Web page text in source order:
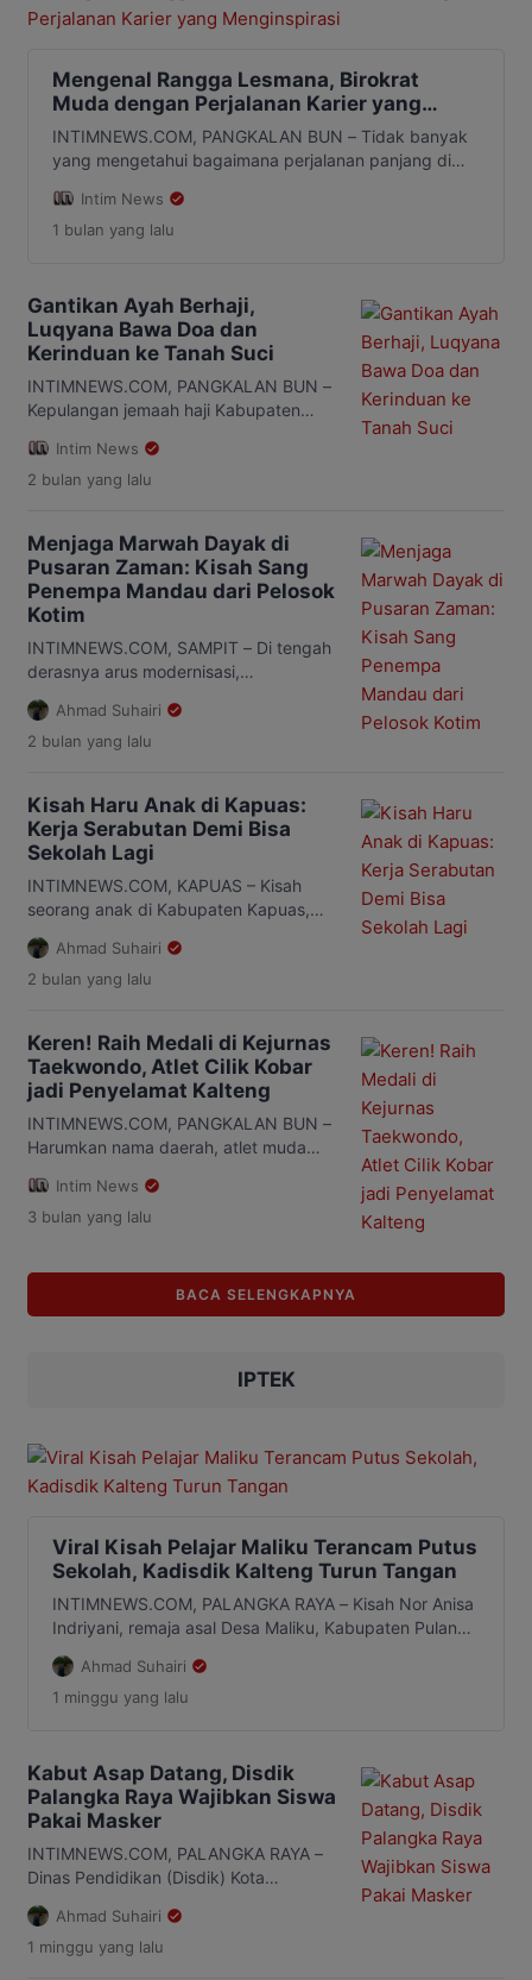
Mengenal Rangga Lesmana, Birokrat
Muda dengan Perjalanan Karier yang
Menginspirasi
INTIMNEWS.COM, PANGKALAN BUN – Tidak banyak
yang mengetahui bagaimana perjalanan panjang di
kini diembannya, terdapat kisah tentang kerja keras,
ketekunan, dan proses panjang yang dijalani sejak
22 Maret 1991. Sebagai putra daerah Kalimantan […]
Intim News
1 bulan yang lalu
Gantikan Ayah Berhaji,
Luqyana Bawa Doa dan
Kerinduan ke Tanah Suci
INTIMNEWS.COM, PANGKALAN BUN –
Kepulangan jemaah haji Kabupaten
Agung Riyadhus Shalihin Pangkalan
Bun, Kamis (11/6/2026), diwarnai kisah
menggantikan mendiang ayahnya. Dia
adalah Luqyana Rihadatul Aisy (20),
mahasiswi Universitas Muhammadiyah
Palangka Raya. Perempuan muda
tersebut mendapat kesempatan
berangkat ke Tanah Suci untuk […]
Intim News
2 bulan yang lalu
Menjaga Marwah Dayak di
Pusaran Zaman: Kisah Sang
Penempa Mandau dari Pelosok
Kotim
INTIMNEWS.COM, SAMPIT – Di tengah
derasnya arus modernisasi,
keberadaan pengrajin mandau
tradisional kini semakin sulit ditemukan.
Generasi muda yang mampu mewarisi
senjata tradisional khas Dayak,
melainkan simbol budaya, kehormatan,
dan identitas masyarakat Kalimantan
yang diwariskan turun-temurun. Di
Desa Bapinang Hulu, Kecamatan Pulau
Hanaut, Kabupaten Kotawaringin Timur,
[…]
Ahmad Suhairi
2 bulan yang lalu
Kisah Haru Anak di Kapuas:
Kerja Serabutan Demi Bisa
Sekolah Lagi
INTIMNEWS.COM, KAPUAS – Kisah
seorang anak di Kabupaten Kapuas,
Kalimantan Tengah (Kalteng), menyita
perhatian masyarakat usai video
perjuangannya untuk tetap bersekolah
@ceni_fernando24 pada Jumat, 29 Mei
2026, terlihat seorang anak tinggal
bersama keluarganya di rumah
sederhana di kawasan Jalan Kapuas
Seberang, Kelurahan Sei Pasah,
Ahmad Suhairi
2 bulan yang lalu
Keren! Raih Medali di Kejurnas
Taekwondo, Atlet Cilik Kobar
jadi Penyelamat Kalteng
INTIMNEWS.COM, PANGKALAN BUN –
Harumkan nama daerah, atlet muda
Putri, sukses mencatatkan prestasi di
ajang Kejuaraan Nasional (Kejurnas)
Sempaja, Samarinda, pada 23–26 April
2026 itu, Dewi menjadi satu-satunya
tengah persaingan sengit […]
Intim News
3 bulan yang lalu
BACA SELENGKAPNYA
IPTEK
Viral Kisah Pelajar Maliku Terancam Putus
Sekolah, Kadisdik Kalteng Turun Tangan
INTIMNEWS.COM, PALANGKA RAYA – Kisah Nor Anisa
Indriyani, remaja asal Desa Maliku, Kabupaten Pulang
Pisau, yang terancam gagal melanjutkan pendidikan
ke jenjang SMK karena keterbatasan ekonomi
mendapat perhatian Dinas Pendidikan Provinsi
Muhammad Reza Prabowo, memastikan persoalan
tersebut akan segera ditangani. Perhatian itu […]
Ahmad Suhairi
1 minggu yang lalu
Kabut Asap Datang, Disdik
Palangka Raya Wajibkan Siswa
Pakai Masker
INTIMNEWS.COM, PALANGKA RAYA –
Dinas Pendidikan (Disdik) Kota
Palangka Raya menginstruksikan
seluruh sekolah mewajibkan
penggunaan masker dan membatasi
Ahmad Suhairi
1 minggu yang lalu